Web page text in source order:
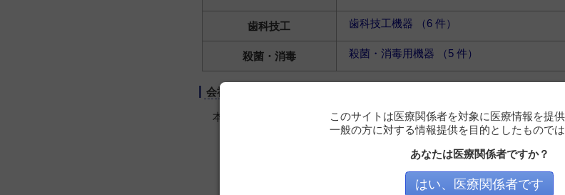
歯科技工 歯科技工機器 （6 件）
殺菌・消毒 殺菌・消毒用機器 （5 件）
会社情報
本社：〒470-2403 愛知県知多郡美浜町北方1-55このサイトは医療関係者を対象に医療情報を提供
一般の方に対する情報提供を目的としたものでは
あなたは医療関係者ですか？
はい、医療関係者です